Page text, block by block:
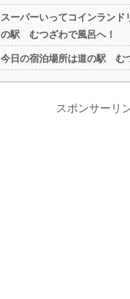
スーパーいってコインランド
の駅 むつざわで風呂へ！
今日の宿泊場所は道の駅 む
スポンサーリ